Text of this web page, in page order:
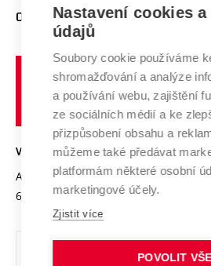
E-přihláška
Doktorské studium
Podpora podnikání
Mezinárodní vědecká rada
Systém zajišťování kvality výzkumu
Výzkumné infrastruktury
Transfer znalostí
Open Science
Projekty
Projekty ze strukturálních fondů
Specifický výzkum
Zahraniční spolupráce
Spolupráce se školami
Služby univerzity
Mezinárodní dohody
Univerzitní sítě
O UNIVERZITĚ
Profil univerzity
Udržitelná univerzita
Podnikavá univerzita / ContriBUTe
Bezpečná univerzita
Vyznamenání
Organizační struktura
Ochrana osobních údajů
VYSOKÉ UČENÍ TECHNICKÉ V BRNĚ
Antonínská 548/1
602 00 Brno
www.vut.cz
vut@vutbr.cz
Nastavení cookies
údajů
Soubory cookie používáme
shromažďování a analýze
a používání webu, zajištění
ze sociálních médií a ke
přizpůsobení obsahu a
můžeme také předávat
platformám některé osobní
marketingové účely.
Zjistit více
POVOLIT